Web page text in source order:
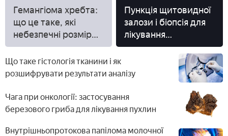
Гемангіома хребта:
що це таке, які
небезпечні розміри і
як її лікувати
Пункція щитовидної
залози і біопсія для
лікування
щитовидки
Що таке гістологія тканини і як
розшифрувати результати аналізу
Чага при онкології: застосування
березового гриба для лікування пухлин
Внутрішньопротокова папілома молочної